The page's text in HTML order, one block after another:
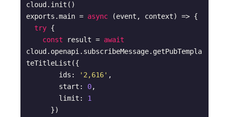
cloud.init()
exports.main = async (event, context) => {
try {
const result = await
cloud.openapi.subscribeMessage.getPubTempla
teTitleList({
        ids:
'2,616' ,
        start:
0,
        limit:
1